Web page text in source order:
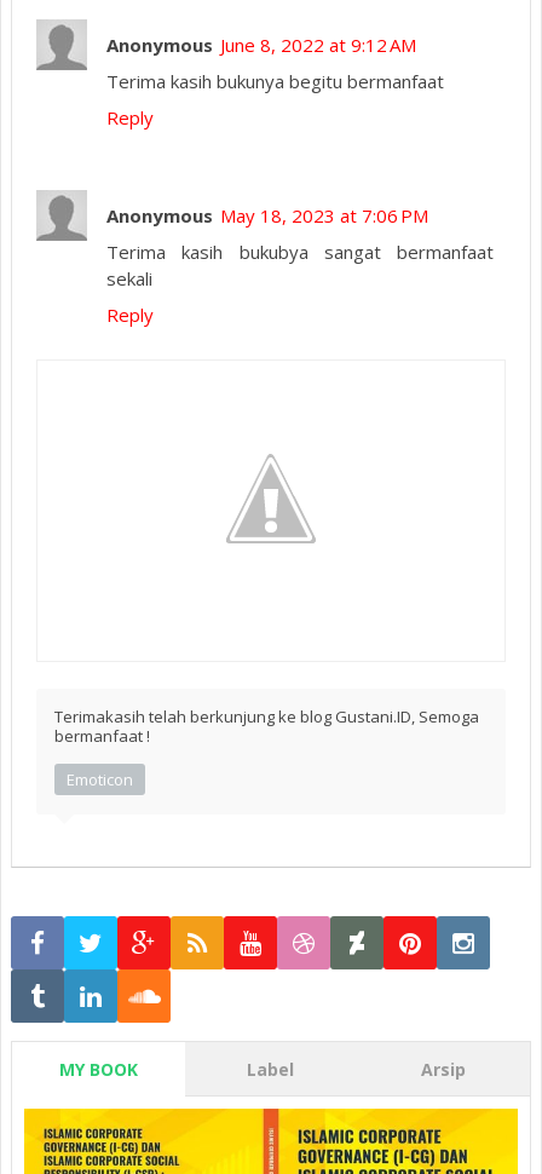
Anonymous June 8, 2022 at 9:12 AM
Terima kasih bukunya begitu bermanfaat
Reply
Anonymous May 18, 2023 at 7:06 PM
Terima kasih bukubya sangat bermanfaat
sekali
Reply
Terimakasih telah berkunjung ke blog Gustani.ID, Semoga
bermanfaat !
Emoticon
MY BOOK Label Arsip